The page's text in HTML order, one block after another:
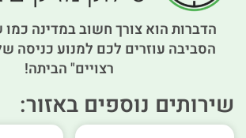
הדברות הוא צורך חשוב במדינה כמו
הסביבה עוזרים לכם למנוע כניסה
רצויים" הביתה!
שירותים נוספים באזור: